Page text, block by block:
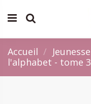
Accueil Jeunesse
l'alphabet - tome 3